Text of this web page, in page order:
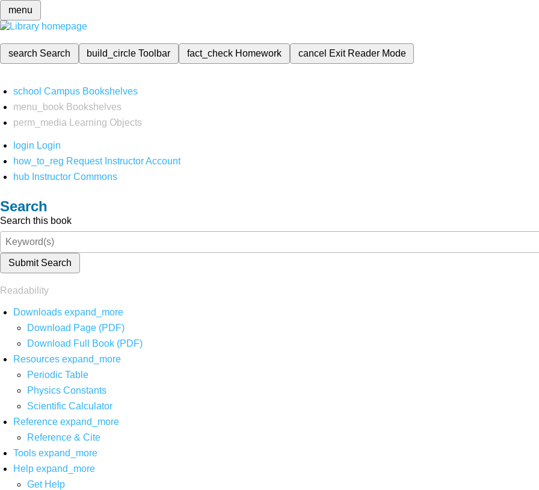
menu
search Search build_circleToolbar fact_check Homework cancel Exit Reader Mode
school Campus Bookshelves
menu_book Bookshelves
perm_media
Learning Objects
login Login
how_to_reg Request Instructor Account
hub Instructor Commons
Search
Search this book
Submit Search
Readability
Downloads expand_more
Download Page (PDF)
Download Full Book (PDF)
Resources expand_more
Periodic Table
Physics Constants
Scientific Calculator
Reference expand_more
Reference & Cite
Tools expand_more
Help expand_more
Get Help